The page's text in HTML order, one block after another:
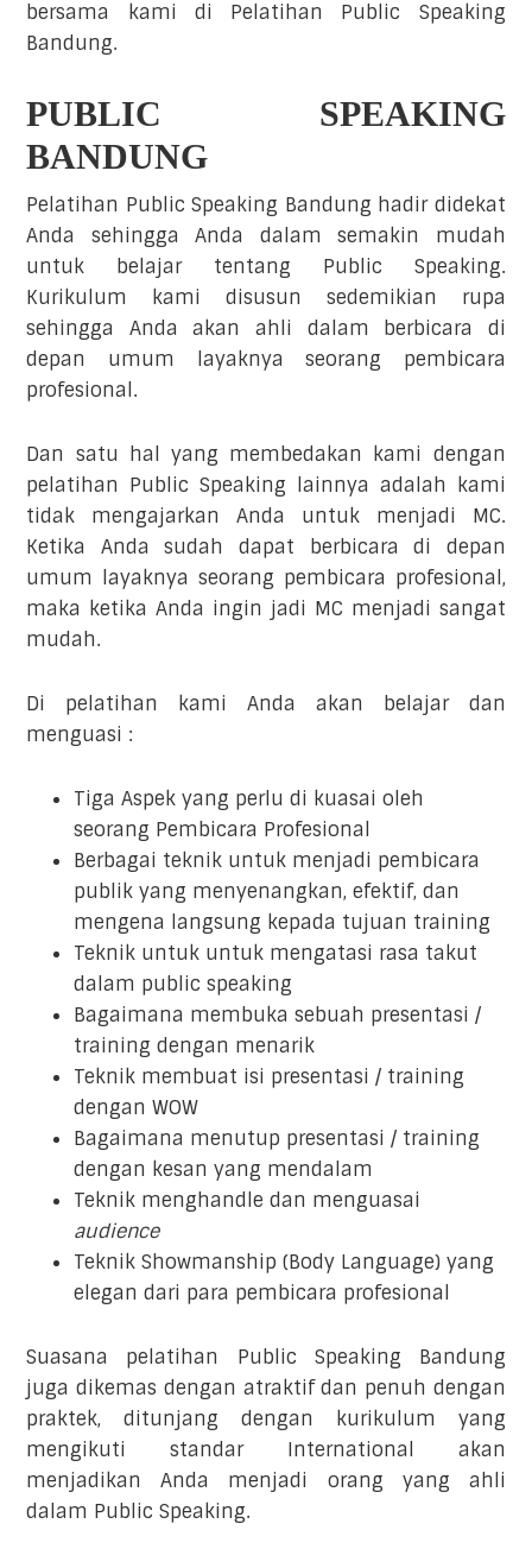
bersama kami di Pelatihan Public Speaking
Bandung.
PUBLIC SPEAKING
BANDUNG
Pelatihan Public Speaking Bandung hadir didekat
Anda sehingga Anda dalam semakin mudah
untuk belajar tentang Public Speaking.
Kurikulum kami disusun sedemikian rupa
sehingga Anda akan ahli dalam berbicara di
depan umum layaknya seorang pembicara
profesional.
Dan satu hal yang membedakan kami dengan
pelatihan Public Speaking lainnya adalah kami
tidak mengajarkan Anda untuk menjadi MC.
Ketika Anda sudah dapat berbicara di depan
umum layaknya seorang pembicara profesional,
maka ketika Anda ingin jadi MC menjadi sangat
mudah.
Di pelatihan kami Anda akan belajar dan
menguasi :
Tiga Aspek yang perlu di kuasai oleh
seorang Pembicara Profesional
Berbagai teknik untuk menjadi pembicara
publik yang menyenangkan, efektif, dan
mengena langsung kepada tujuan training
Teknik untuk untuk mengatasi rasa takut
dalam public speaking
Bagaimana membuka sebuah presentasi /
training dengan menarik
Teknik membuat isi presentasi / training
dengan WOW
Bagaimana menutup presentasi / training
dengan kesan yang mendalam
Teknik menghandle dan menguasai
audience
Teknik Showmanship (Body Language) yang
elegan dari para pembicara profesional
Suasana pelatihan Public Speaking Bandung
juga dikemas dengan atraktif dan penuh dengan
praktek, ditunjang dengan kurikulum yang
mengikuti standar International akan
menjadikan Anda menjadi orang yang ahli
dalam Public Speaking.